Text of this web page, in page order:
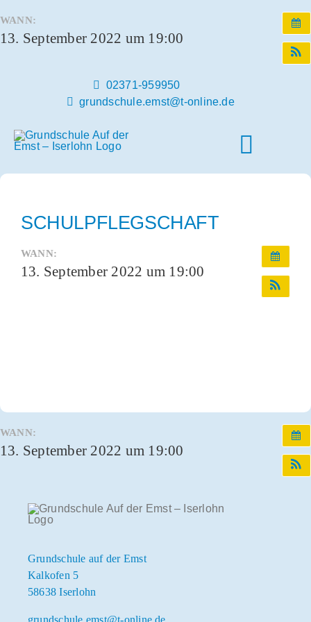
Inhalt
springen
WANN:
13. September 2022 um 19:00
02371-959950
grundschule.emst@t-online.de
Toggle
Schulleben
SCHULPFLEGSCHAFT
WANN:
13. September 2022 um 19:00
WANN:
13. September 2022 um 19:00
Grundschule auf der Emst
Kalkofen 5
58638 Iserlohn
grundschule.emst@t-online.de